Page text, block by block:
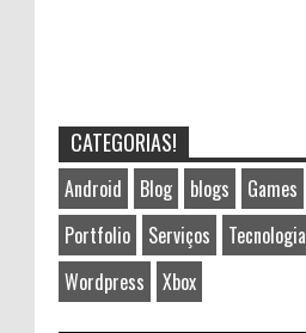
CATEGORIAS!
Android Blog blogs Games
Portfolio
Serviços Tecnologia
Wordpress
Xbox